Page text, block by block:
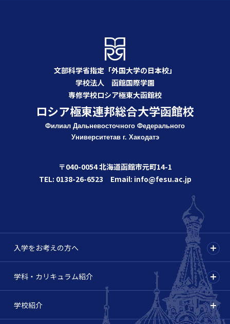
文部科学省指定「外国大学の日本校」
学校法人 函館国際学園
専修学校ロシア極東大函館校
ロシア極東連邦総合大学函館校
Филиал Дальневосточного Федерального
Университетав г. Хакодатэ
〒040-0054 北海道函館市元町14-1
TEL: 0138-26-6523 Email: info@fesu.ac.jp
入学をお考えの方へ
学科・カリキュラム紹介
学校紹介